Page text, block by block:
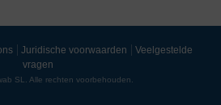
Juridische voorwaarden
Veelgestelde
vragen
SL. Alle rechten voorbehouden.